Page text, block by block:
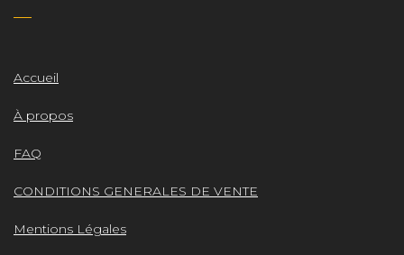
Accueil
À propos
FAQ
CONDITIONS GENERALES DE VENTE
Mentions Légales